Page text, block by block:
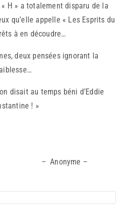
« H » a totalement disparu de la
qu’elle appelle « Les Esprits du
à en découdre…
deux pensées ignorant la
disait au temps béni d’Eddie
! »
–